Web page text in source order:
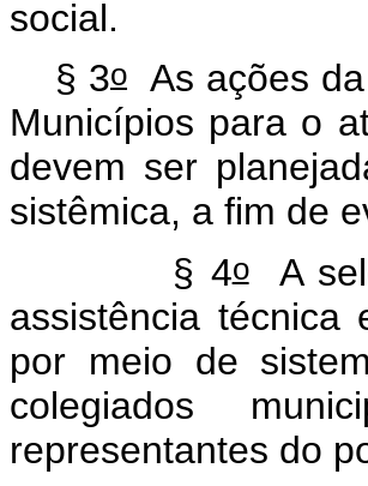
social.
§ 3o
As ações
Municípios para o
devem ser
sistêmica, a fim de
§ 4oA
assistência
por meio de
colegiados
representantes do